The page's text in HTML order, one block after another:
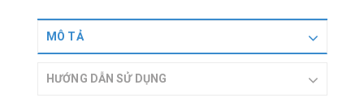
MÔ TẢ
HƯỚNG DẪN SỬ DỤNG